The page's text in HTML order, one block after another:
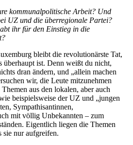
kommunalpolitische Arbeit? Und
UZ und die überregionale Partei?
ihr für den Einstieg in die
bleibt die revolutionärste Tat,
überhaupt ist. Denn weißt du nicht,
dran ändern, und „allein machen
wir, die Leute mitzunehmen
aus den lokalen, aber auch
beispielsweise der UZ und „jungen
Sympathisantinnen,
mit völlig Unbekannten – zum
Eigentlich liegen die Themen
sie nur aufgreifen.